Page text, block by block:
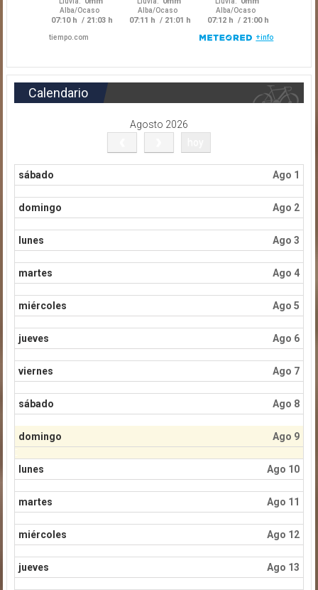
Calendario
Agosto 2026
sábado Ago 1
domingo Ago 2
lunes Ago 3
martes Ago 4
miércoles Ago 5
jueves Ago 6
viernes Ago 7
sábado Ago 8
domingo Ago 9
lunes Ago 10
martes Ago 11
miércoles Ago 12
jueves Ago 13